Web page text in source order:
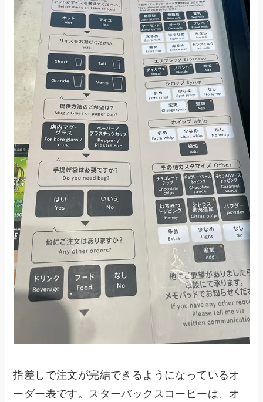
指差しで注文が完結できるようになっているオ
ーダー表です。スターバックスコーヒーは、オ